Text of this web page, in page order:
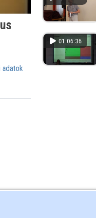
adatok
01:06:36